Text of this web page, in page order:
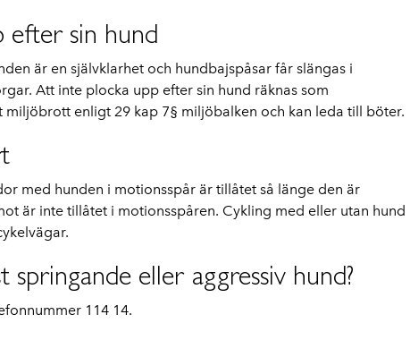
efter sin hund
är en självklarhet och hundbajspåsar får slängas i
Att inte plocka upp efter sin hund räknas som
miljöbrott enligt 29 kap 7§ miljöbalken och kan leda till böter.
med hunden i motionsspår är tillåtet så länge den är
är inte tillåtet i motionsspåren. Cykling med eller utan hund
springande eller aggressiv hund?
114 14.